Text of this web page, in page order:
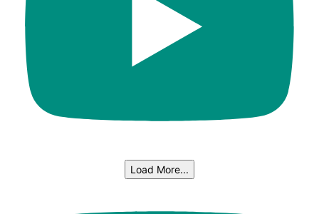
Load More...